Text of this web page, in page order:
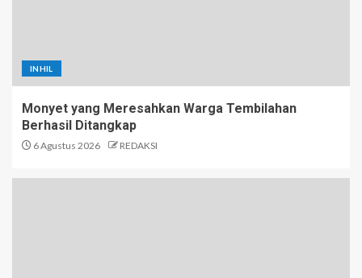
INHIL
Monyet yang Meresahkan Warga Tembilahan
Berhasil Ditangkap
6 Agustus 2026 REDAKSI